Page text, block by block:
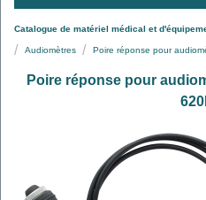
Catalogue de matériel médical et
Audiomètres Poire réponse pour
Poire réponse pour